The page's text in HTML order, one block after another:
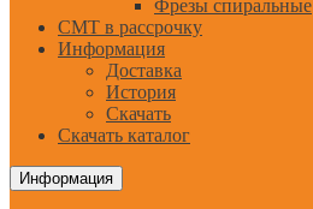
Фрезы спиральные
CMT в рассрочку
Информация
Доставка
История
Скачать
Скачать каталог
Информация